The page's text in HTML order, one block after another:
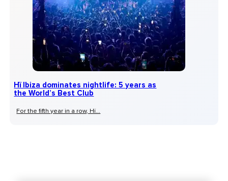
Hï Ibiza dominates nightlife: 5 years as
the World’s Best Club
For the fifth year in a row, Hï...